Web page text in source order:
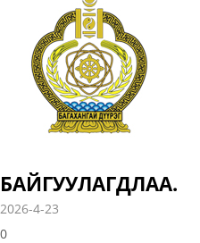
БАЙГУУЛАГДЛАА.
2026-4-23
0